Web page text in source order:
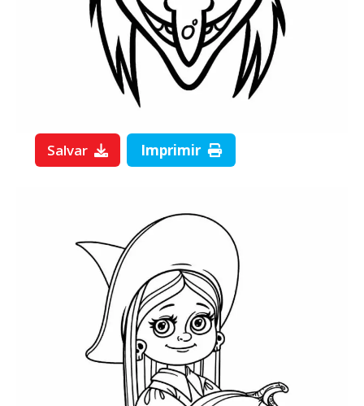
Salvar Imprimir